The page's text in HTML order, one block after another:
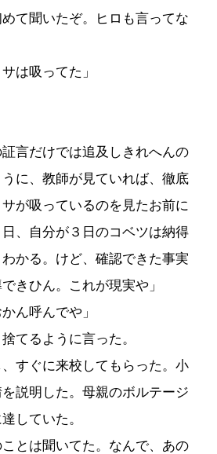
めて聞いたぞ。ヒロも言ってな
は吸ってた」
証言だけでは追及しきれへんの
に、教師が見ていれば、徹底
が吸っているのを見たお前に
、自分が３日のコベツは納得
かる。けど、確認できた事実
きひん。これが現実や」
ん呼んでや」
てるように言った。
すぐに来校してもらった。小
説明した。母親のボルテージ
していた。
ことは聞いてた。なんで、あの